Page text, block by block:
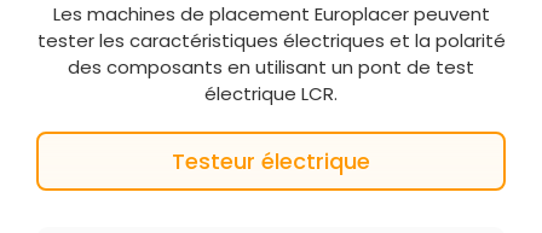
Les machines de placement Europlacer peuvent
tester les caractéristiques électriques et la polarité
des composants en utilisant un pont de test
électrique LCR.
Testeur électrique